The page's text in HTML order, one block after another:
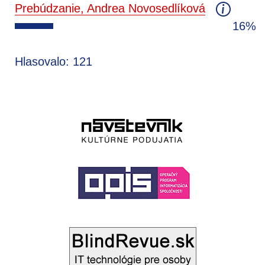
Prebúdzanie, Andrea Novosedlíková
16%
Hlasovalo: 121